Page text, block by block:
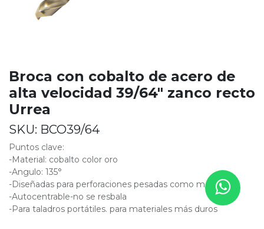
Broca con cobalto de acero de
alta velocidad 39/64" zanco recto
Urrea
SKU: BCO39/64
Puntos clave:
-Material: cobalto color oro
-Angulo: 135°
-Diseñadas para perforaciones pesadas como metales
-Autocentrable-no se resbala
-Para taladros portátiles. para materiales más duros